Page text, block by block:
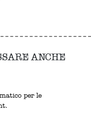
ANCHE
per le